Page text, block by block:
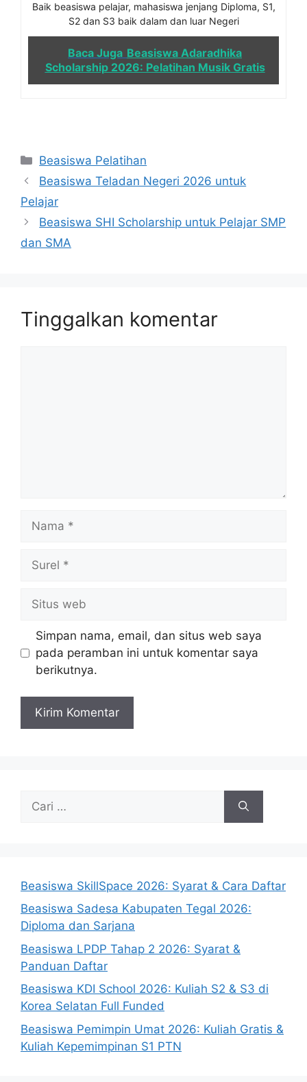
Baik beasiswa pelajar, mahasiswa jenjang Diploma, S1,
S2 dan S3 baik dalam dan luar Negeri
Baca Juga Beasiswa Adaradhika
Scholarship 2026: Pelatihan Musik Gratis
Kategori
Beasiswa Pelatihan
Beasiswa Teladan Negeri 2026 untuk
Pelajar
Beasiswa SHI Scholarship untuk Pelajar SMP
dan SMA
Tinggalkan komentar
Nama
Surel
Situs
web
Simpan nama, email, dan situs web saya
pada peramban ini untuk komentar saya
berikutnya.
untuk:
Beasiswa SkillSpace 2026: Syarat & Cara Daftar
Beasiswa Sadesa Kabupaten Tegal 2026:
Diploma dan Sarjana
Beasiswa LPDP Tahap 2 2026: Syarat &
Panduan Daftar
Beasiswa KDI School 2026: Kuliah S2 & S3 di
Korea Selatan Full Funded
Beasiswa Pemimpin Umat 2026: Kuliah Gratis &
Kuliah Kepemimpinan S1 PTN